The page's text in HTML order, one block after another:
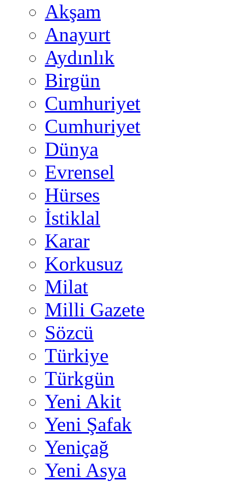
Akşam
Anayurt
Aydınlık
Birgün
Cumhuriyet
Cumhuriyet
Dünya
Evrensel
Hürses
İstiklal
Karar
Korkusuz
Milat
Milli Gazete
Sözcü
Türkiye
Türkgün
Yeni Akit
Yeni Şafak
Yeniçağ
Yeni Asya